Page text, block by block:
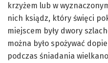
krzyżem lub w
nich ksiądz, który święci
miejscem były dwory
można było spożywać
podczas śniadania